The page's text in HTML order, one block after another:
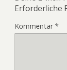
Erforderliche
Kommentar*